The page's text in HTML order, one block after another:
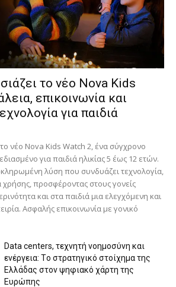
το νέο Nova Kids
επικοινωνία και
για παιδιά
νέο Nova Kids Watch 2, ένα σύγχρονο
για παιδιά ηλικίας 5 έως 12 ετών.
λύση που συνδυάζει τεχνολογία,
χρήσης, προσφέροντας στους γονείς
και στα παιδιά μια ελεγχόμενη και
Ασφαλής επικοινωνία με γονικό
Data centers, τεχνητή νοημοσύνη και
ενέργεια: Tο στρατηγικό στοίχημα της
Ελλάδας στον ψηφιακό χάρτη της
Ευρώπης